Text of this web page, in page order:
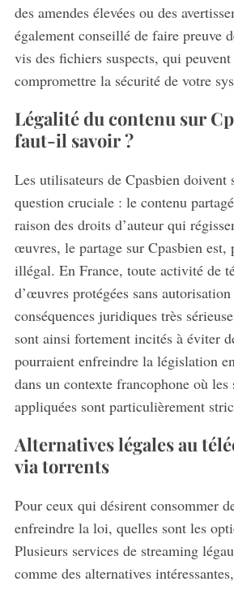
des amendes élevées ou des
également conseillé de faire preuve
vis des fichiers suspects, qui
compromettre la sécurité de votre
Légalité du contenu sur
faut-il savoir ?
Les utilisateurs de Cpasbien doivent
question cruciale : le contenu
raison des droits d’auteur qui
œuvres, le partage sur Cpasbien est,
illégal. En France, toute activité de
d’œuvres protégées sans
conséquences juridiques très
sont ainsi fortement incités à éviter
pourraient enfreindre la législation
dans un contexte francophone où les
appliquées sont particulièrement
Alternatives légales au
via torrents
Pour ceux qui désirent consommer
enfreindre la loi, quelles sont les
Plusieurs services de streaming
comme des alternatives
S
e
r
h
f
o